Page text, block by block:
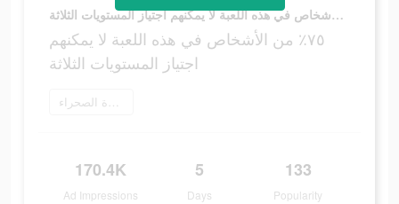
٧٥٪ من الأشخاص في هذه اللعبة لا يمكنهم اجتياز المستويات الثلاثة
٧٥٪ من الأشخاص في هذه اللعبة لا يمكنهم
اجتياز المستويات الثلاثة
تنزيل أسطورة الصحراء
170.4K
Ad Impressions
5
Days
133
Popularity